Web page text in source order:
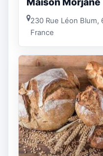
230 Rue Léon Blum,
France